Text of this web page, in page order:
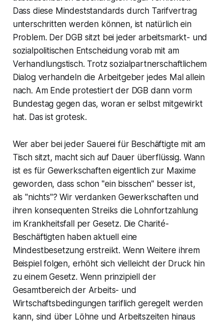
Dass diese Mindeststandards durch Tarifvertrag
unterschritten werden können, ist natürlich ein
Problem. Der DGB sitzt bei jeder arbeitsmarkt- und
sozialpolitischen Entscheidung vorab mit am
Verhandlungstisch. Trotz sozialpartnerschaftlichem
Dialog verhandeln die Arbeitgeber jedes Mal allein
nach. Am Ende protestiert der DGB dann vorm
Bundestag gegen das, woran er selbst mitgewirkt
hat. Das ist grotesk.
Wer aber bei jeder Sauerei für Beschäftigte mit am
Tisch sitzt, macht sich auf Dauer überflüssig. Wann
ist es für Gewerkschaften eigentlich zur Maxime
geworden, dass schon "ein bisschen" besser ist,
als "nichts"? Wir verdanken Gewerkschaften und
ihren konsequenten Streiks die Lohnfortzahlung
im Krankheitsfall per Gesetz. Die Charité-
Beschäftigten haben aktuell eine
Mindestbesetzung erstreikt. Wenn Weitere ihrem
Beispiel folgen, erhöht sich vielleicht der Druck hin
zu einem Gesetz. Wenn prinzipiell der
Gesamtbereich der Arbeits- und
Wirtschaftsbedingungen tariflich geregelt werden
kann, sind über Löhne und Arbeitszeiten hinaus